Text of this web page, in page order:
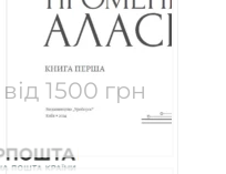
від 1500 грн